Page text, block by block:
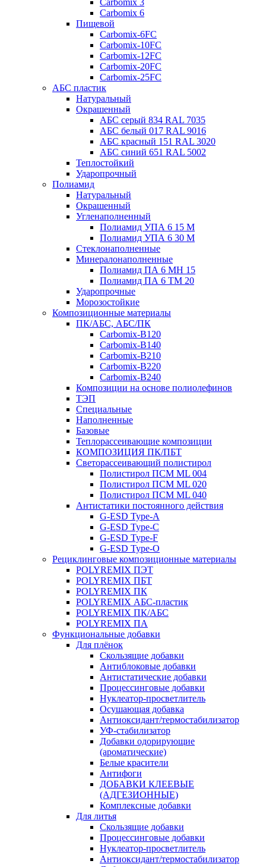
Carbomix 3
Carbomix 6
Пищевой
Carbomix-6FC
Carbomix-10FC
Carbomix-12FC
Carbomix-20FC
Carbomix-25FC
АБС пластик
Натуральный
Окрашенный
АБС серый 834 RAL 7035
АБС белый 017 RAL 9016
АБС красный 151 RAL 3020
АБС синий 651 RAL 5002
Теплостойкий
Ударопрочный
Полиамид
Натуральный
Окрашенный
Угленаполненный
Полиамид УПА 6 15 М
Полиамид УПА 6 30 М
Стеклонаполненные
Минералонаполненные
Полиамид ПА 6 МН 15
Полиамид ПА 6 ТМ 20
Ударопрочные
Морозостойкие
Композиционные материалы
ПК/АБС, АБС/ПК
Carbomix-В120
Carbomix-В140
Carbomix-В210
Carbomix-В220
Carbomix-В240
Композиции на основе полиолефинов
ТЭП
Специальные
Наполненные
Базовые
Теплорассеивающие композиции
КОМПОЗИЦИЯ ПК/ПБТ
Светорассеивающий полистирол
Полистирол ПСМ ML 004
Полистирол ПСМ ML 020
Полистирол ПСМ ML 040
Антистатики постоянного действия
G-ESD Type-A
G-ESD Type-C
G-ESD Type-F
G-ESD Type-O
Рециклинговые композиционные материалы
POLYREMIX ПЭТ
POLYREMIX ПБТ
POLYREMIX ПК
POLYREMIX АБС-пластик
POLYREMIX ПК/АБС
POLYREMIX ПА
Функциональные добавки
Для плёнок
Скользящие добавки
Антиблоковые добавки
Антистатические добавки
Процессинговые добавки
Нуклеатор-просветлитель
Осушающая добавка
Антиоксидант/термостабилизатор
УФ-стабилизатор
Добавки одорирующие
(ароматические)
Белые красители
Антифоги
ДОБАВКИ КЛЕЕВЫЕ
(АДГЕЗИОННЫЕ)
Комплексные добавки
Для литья
Скользящие добавки
Процессинговые добавки
Нуклеатор-просветлитель
Антиоксидант/термостабилизатор